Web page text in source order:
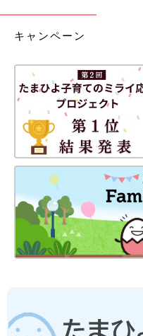
キャンペーン